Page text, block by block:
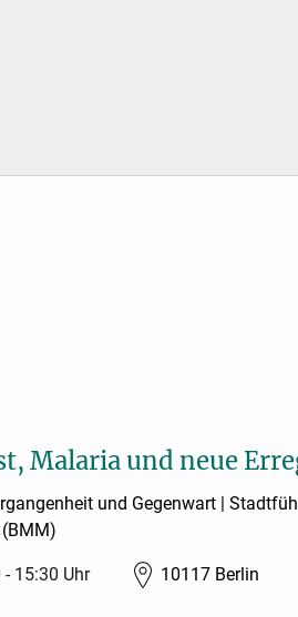
Malaria und neue
und Gegenwart |
- 15:30 Uhr 10117 Berlin